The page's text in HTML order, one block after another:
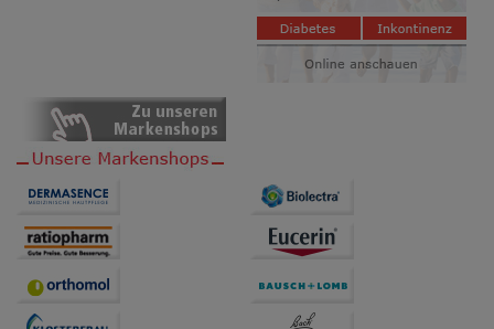
Bitte beachten Sie, dass Daten hierfür teilweise an
Dritte wie z.B. Google oder soziale Medien